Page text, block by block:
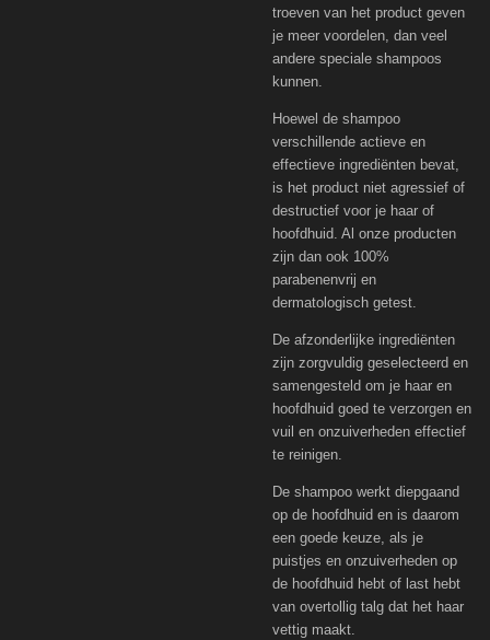
troeven van het product geven
je meer voordelen, dan veel
andere speciale shampoos
kunnen.
Hoewel de shampoo
verschillende actieve en
effectieve ingrediënten bevat,
is het product niet agressief of
destructief voor je haar of
hoofdhuid. Al onze producten
zijn dan ook 100%
parabenenvrij en
dermatologisch getest.
De afzonderlijke ingrediënten
zijn zorgvuldig geselecteerd en
samengesteld om je haar en
hoofdhuid goed te verzorgen en
vuil en onzuiverheden effectief
te reinigen.
De shampoo werkt diepgaand
op de hoofdhuid en is daarom
een goede keuze, als je
puistjes en onzuiverheden op
de hoofdhuid hebt of last hebt
van overtollig talg dat het haar
vettig maakt.